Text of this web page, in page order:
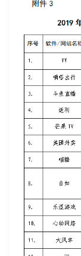
我已阅
不了，谢谢